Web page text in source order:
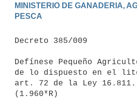
MINISTERIO DE GANADERIA,
Decreto 385/009
Defínese Pequeño
de lo dispuesto en el
art. 72 de la Ley 16.811.
(1.960*R)